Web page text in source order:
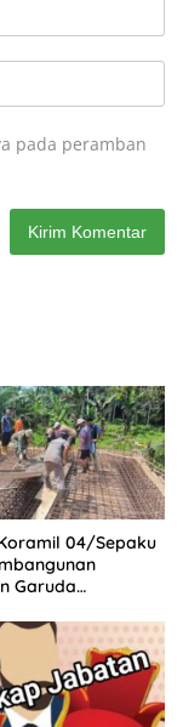
pada peramban
04/Sepaku
Garuda